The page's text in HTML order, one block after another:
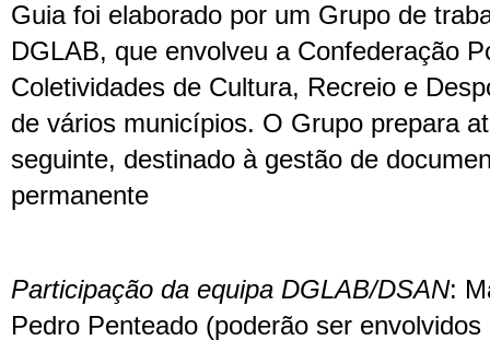
Guia foi elaborado por um Grupo de
DGLAB, que envolveu a Confederação
Coletividades de Cultura, Recreio e
de vários municípios. O Grupo prepara
seguinte, destinado à gestão de
permanente
Participação da equipa DGLAB/DSAN:
Pedro Penteado (poderão ser